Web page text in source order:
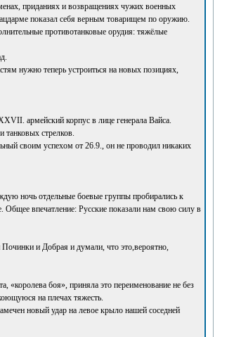
приданиях и возвращениях чужих военных
показал себя верным товарищем по оружию.
противотанковые орудия: тяжёлые
нужно теперь устроиться на новых позициях,
армейский корпус в лице генерала Вайса.
танковых стрелков.
своим успехом от 26.9., он не проводил никаких
ночь отдельные боевые группы пробирались к
впечатление: Русские показали нам свою силу в
и Добрая и думали, что это,вероятно,
«королева боя», приняла это переименование не без
на плечах тяжесть.
новый удар на левое крыло нашей соседней